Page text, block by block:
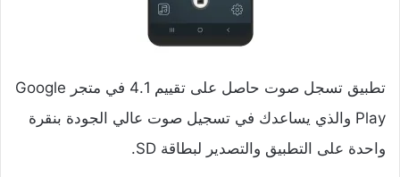
تطبيق تسجل صوت حاصل على تقييم 4.1 في متجر Google
Play والذي يساعدك في تسجيل صوت عالي الجودة بنقرة
واحدة على التطبيق والتصدير لبطاقة SD.